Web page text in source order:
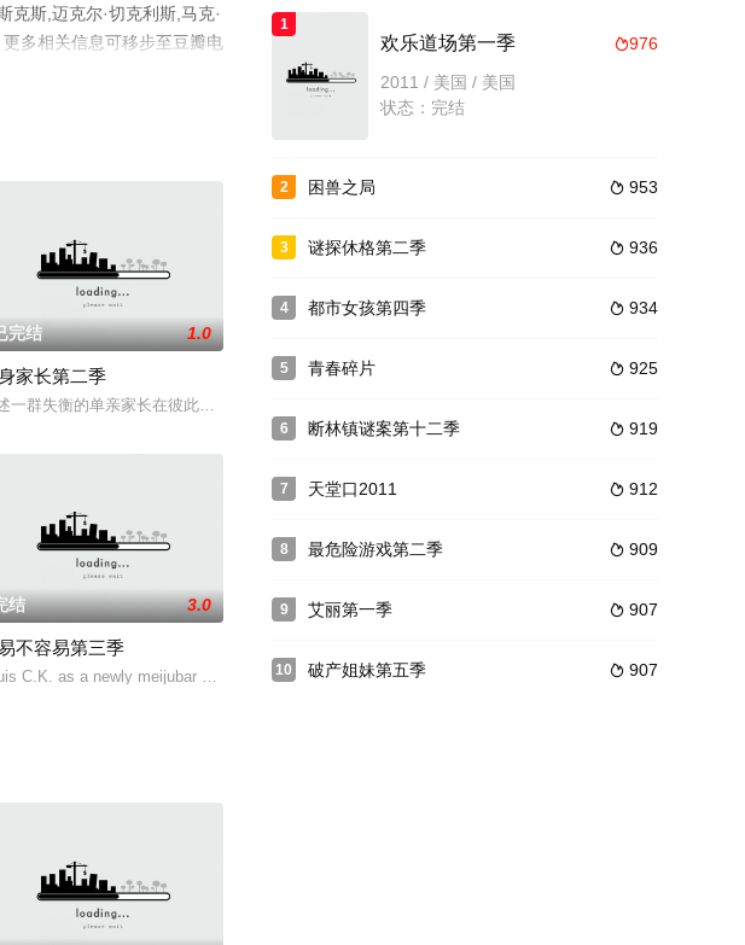
斯,迈克尔·切克利斯,马克·
多相关信息可移步至豆瓣电
派系之间的帮派斗争。
impide que nadie pueda entrar
完结 1.0
家长第二季
一群失衡的单亲家长在彼此的帮忙下抚养孩子及寻找新爱情。Taran Killam饰演单亲父亲Will Cooper，女
场。Kathrine的回归（妮娜·杜波夫 N
try to live a normal life despite
结 3.0
不容易第三季
C.K. as a newly meijubar divorced father raising his two daughters in
1
976
欢乐道场第一季
2011 / 美国 / 美国
状态：完结
2  953
困兽之局
3  936
谜探休格第二季
4  934
都市女孩第四季
5  925
青春碎片
6  919
断林镇谜案第十二季
7  912
天堂口2011
8  909
最危险游戏第二季
9  907
艾丽第一季
10  907
破产姐妹第五季